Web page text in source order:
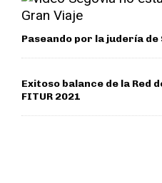
Paseando por la judería de
Exitoso balance de la Red
FITUR 2021